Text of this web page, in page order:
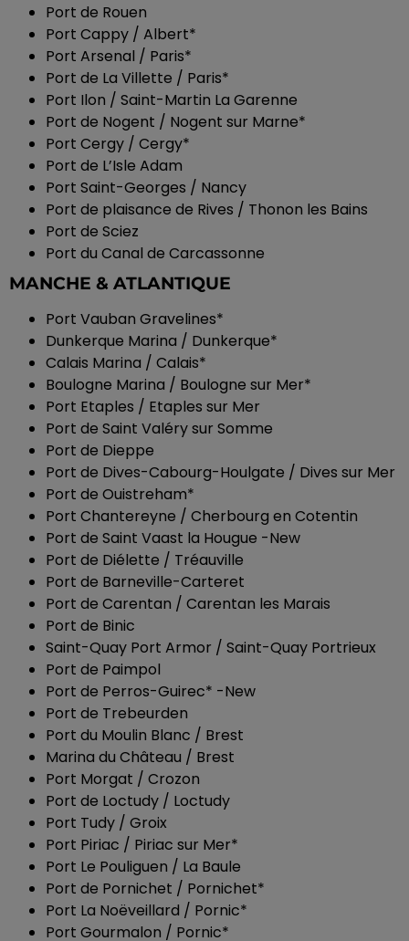
Port de Rouen
Port Cappy / Albert*
Port Arsenal / Paris*
Port de La Villette / Paris*
Port Ilon / Saint-Martin La Garenne
Port de Nogent / Nogent sur Marne*
Port Cergy / Cergy*
Port de L’Isle Adam
Port Saint-Georges / Nancy
Port de plaisance de Rives / Thonon les Bains
Port de Sciez
Port du Canal de Carcassonne
MANCHE & ATLANTIQUE
Port Vauban Gravelines*
Dunkerque Marina / Dunkerque*
Calais Marina / Calais*
Boulogne Marina / Boulogne sur Mer*
Port Etaples / Etaples sur Mer
Port de Saint Valéry sur Somme
Port de Dieppe
Port de Dives-Cabourg-Houlgate / Dives sur Mer
Port de Ouistreham*
Port Chantereyne / Cherbourg en Cotentin
Port de Saint Vaast la Hougue -New
Port de Diélette / Tréauville
Port de Barneville-Carteret
Port de Carentan / Carentan les Marais
Port de Binic
Saint-Quay Port Armor / Saint-Quay Portrieux
Port de Paimpol
Port de Perros-Guirec* -New
Port de Trebeurden
Port du Moulin Blanc / Brest
Marina du Château / Brest
Port Morgat / Crozon
Port de Loctudy / Loctudy
Port Tudy / Groix
Port Piriac / Piriac sur Mer*
Port Le Pouliguen / La Baule
Port de Pornichet / Pornichet*
Port La Noëveillard / Pornic*
Port Gourmalon / Pornic*